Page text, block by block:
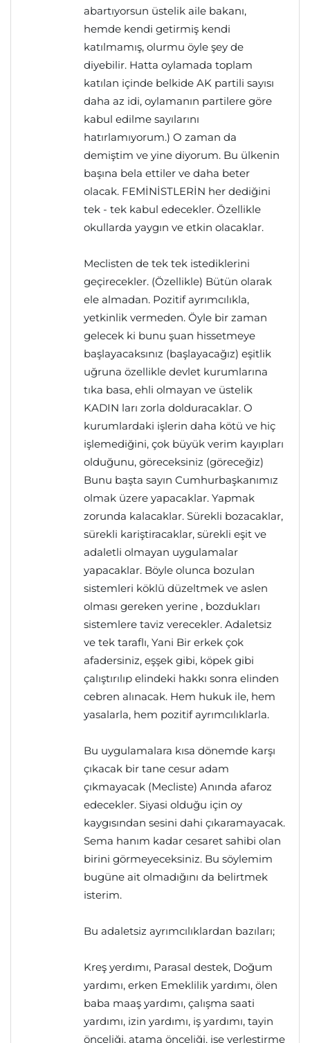
abartıyorsun üstelik aile bakanı,
hemde kendi getirmiş kendi
katılmamış, olurmu öyle şey de
diyebilir. Hatta oylamada toplam
katılan içinde belkide AK partili sayısı
daha az idi, oylamanın partilere göre
kabul edilme sayılarını
hatırlamıyorum.) O zaman da
demiştim ve yine diyorum. Bu ülkenin
başına bela ettiler ve daha beter
olacak. FEMİNİSTLERİN her dediğini
tek - tek kabul edecekler. Özellikle
okullarda yaygın ve etkin olacaklar.
Meclisten de tek tek istediklerini
geçirecekler. (Özellikle) Bütün olarak
ele almadan. Pozitif ayrımcılıkla,
yetkinlik vermeden. Öyle bir zaman
gelecek ki bunu şuan hissetmeye
başlayacaksınız (başlayacağız) eşitlik
uğruna özellikle devlet kurumlarına
tıka basa, ehli olmayan ve üstelik
KADIN ları zorla dolduracaklar. O
kurumlardaki işlerin daha kötü ve hiç
işlemediğini, çok büyük verim kayıpları
olduğunu, göreceksiniz (göreceğiz)
Bunu başta sayın Cumhurbaşkanımız
olmak üzere yapacaklar. Yapmak
zorunda kalacaklar. Sürekli bozacaklar,
sürekli kariştiracaklar, sürekli eşit ve
adaletli olmayan uygulamalar
yapacaklar. Böyle olunca bozulan
sistemleri köklü düzeltmek ve aslen
olması gereken yerine , bozdukları
sistemlere taviz verecekler. Adaletsiz
ve tek taraflı, Yani Bir erkek çok
afadersiniz, eşşek gibi, köpek gibi
çalıştırılıp elindeki hakkı sonra elinden
cebren alınacak. Hem hukuk ile, hem
yasalarla, hem pozitif ayrımcılıklarla.
Bu uygulamalara kısa dönemde karşı
çıkacak bir tane cesur adam
çıkmayacak (Mecliste) Anında afaroz
edecekler. Siyasi olduğu için oy
kaygısından sesini dahi çıkaramayacak.
Sema hanım kadar cesaret sahibi olan
birini görmeyeceksiniz. Bu söylemim
bugüne ait olmadığını da belirtmek
isterim.
Bu adaletsiz ayrımcılıklardan bazıları;
Kreş yerdımı, Parasal destek, Doğum
yardımı, erken Emeklilik yardımı, ölen
baba maaş yardımı, çalışma saati
yardımı, izin yardımı, iş yardımı, tayin
önceliği, atama önceliği, işe yerleştirme